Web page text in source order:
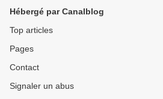
Hébergé par Canalblog
Top articles
Pages
Contact
Signaler un abus